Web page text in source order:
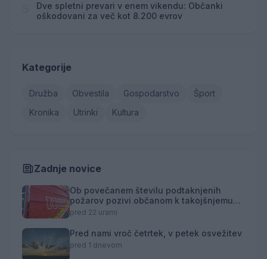
Dve spletni prevari v enem vikendu: Občanki
oškodovani za več kot 8.200 evrov
Kategorije
Družba Obvestila Gospodarstvo
Šport
Kronika
Utrinki Kultura
Zadnje novice
Ob povečanem številu podtaknjenih
požarov pozivi občanom k takojšnjemu
obveščanju policije
pred 22 urami
Pred nami vroč četrtek, v petek osvežitev
pred 1 dnevom